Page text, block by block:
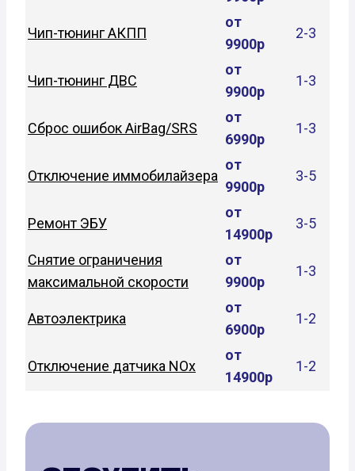
Чип-тюнинг АКПП
от
9900р
2-3
Чип-тюнинг ДВС
от
9900р
1-3
Сброс ошибок AirBag/SRS
от
6990р
1-3
Отключение иммобилайзера
от
9900р
3-5
Ремонт ЭБУ
от
14900р
3-5
Снятие ограничения
максимальной скорости
от
9900р
1-3
Автоэлектрика
от
6900р
1-2
Отключение датчика NOx
от
14900р
1-2